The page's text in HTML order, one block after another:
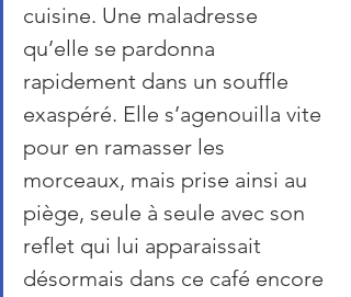
cuisine. Une maladresse
qu’elle se pardonna
rapidement dans un souffle
exaspéré. Elle s’agenouilla vite
pour en ramasser les
morceaux, mais prise ainsi au
piège, seule à seule avec son
reflet qui lui apparaissait
désormais dans ce café encore